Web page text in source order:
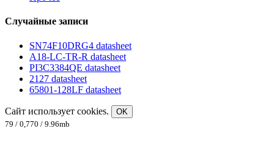
Случайные записи
SN74F10DRG4 datasheet
A18-LC-TR-R datasheet
PI3C3384QE datasheet
2127 datasheet
65801-128LF datasheet
Сайт использует cookies.
OK
79 / 0,770 / 9.96mb